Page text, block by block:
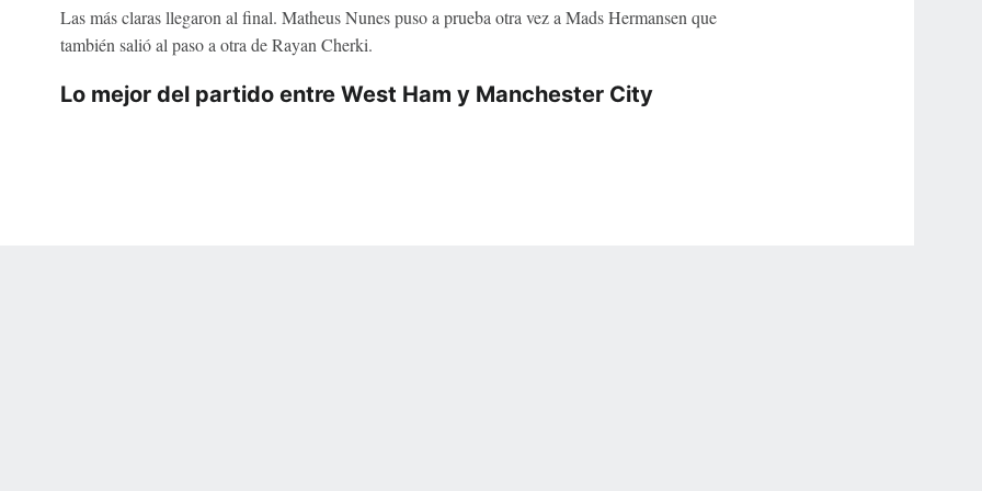
Las más claras llegaron al final. Matheus Nunes puso a prueba otra vez a Mads Hermansen que
también salió al paso a otra de Rayan Cherki.
Lo mejor del partido entre West Ham y Manchester City